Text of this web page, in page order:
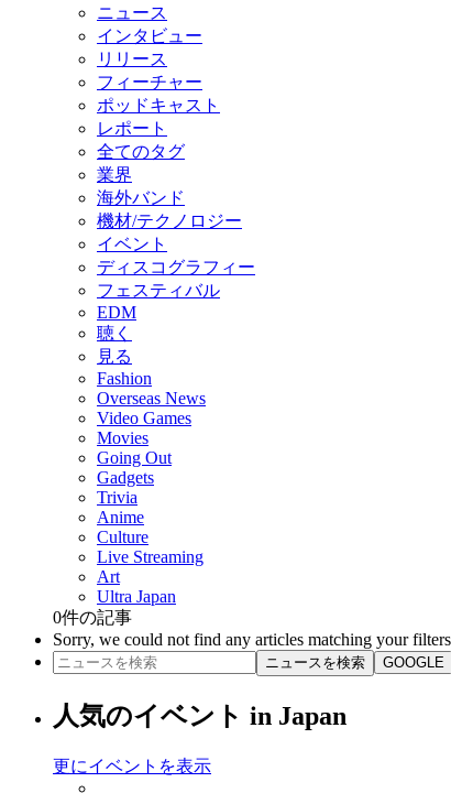
ニュース
インタビュー
リリース
フィーチャー
ポッドキャスト
レポート
全てのタグ
業界
海外バンド
機材/テクノロジー
イベント
ディスコグラフィー
フェスティバル
EDM
聴く
見る
Fashion
Overseas News
Video Games
Movies
Going Out
Gadgets
Trivia
Anime
Culture
Live Streaming
Art
Ultra Japan
0件の記事
Sorry, we could not find any articles matching your
ニュースを検索 GOOGLE
人気のイベント in Japan
更にイベントを表示